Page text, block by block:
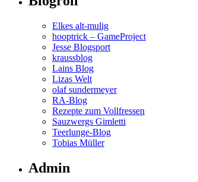
Elkes alt-mulig
hooptrick – GameProject
Jesse Blogsport
kraussblog
Lains Blog
Lizas Welt
olaf sundermeyer
RA-Blog
Rezepte zum Vollfressen
Sauzwergs Gimletti
Teerlunge-Blog
Tobias Müller
Admin